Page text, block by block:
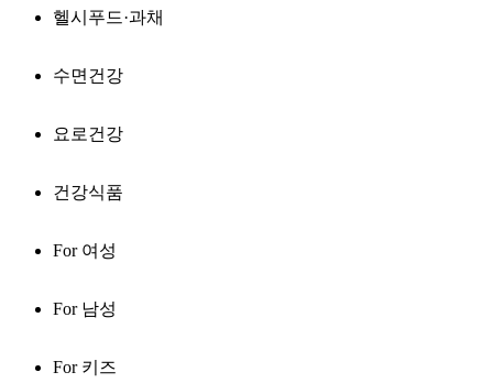
헬시푸드·과채
수면건강
요로건강
건강식품
For 여성
For 남성
For 키즈